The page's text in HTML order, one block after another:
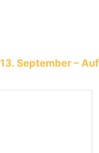
13. September –